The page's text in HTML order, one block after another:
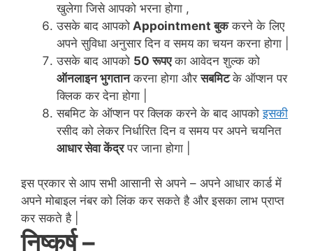
खुलेगा जिसे आपको भरना होगा ,
उसके बाद आपको Appointment बुककरने के लिए
अपने सुविधा अनुसार दिन व समय का चयन करना होगा |
उसके बाद आपको 50 रूपएका आवेदन शुल्क को
ऑनलाइन भुगतानकरना होगा औरसबमिटके ऑप्शन पर
क्लिक कर देना होगा |
सबमिट के ऑप्शन पर क्लिक करने के बाद आपकोइसकी
रसीद को लेकर निर्धारित दिन व समय पर अपने चयनित
आधार सेवा केंद्रपर जाना होगा |
इस प्रकार से आप सभी आसानी से अपने – अपने आधार कार्ड में
अपने मोबाइल नंबर को लिंक कर सकते है और इसका लाभ प्राप्त
कर सकते है |
निष्कर्ष –